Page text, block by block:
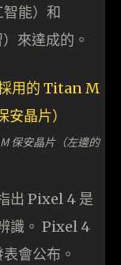
能）和
來達成的。
保安晶片（左邊的
出 Pixel 4 是
識。 Pixel 4
會公布。